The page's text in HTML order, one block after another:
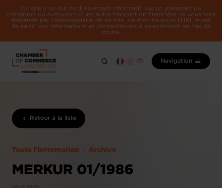
Ce site a un but exclusivement informatif. Aucun paiement de
cotisation ou exécution d'une autre transaction financière ne vous sera
demandé par l'intermédiaire de ce site. Vérifiez toujours l'URL avant
de saisir vos informations et contactez-nous directement en cas de
doute.
Navigation
Retour à la liste
Toute l'information Archive
MERKUR 01/1986